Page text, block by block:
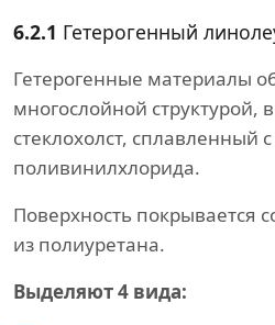
6.2.1 Гетерогенный
Гетерогенные материалы
многослойной структурой,
стеклохолст, сплавленный
поливинилхлорида.
Поверхность покрывается
из полиуретана.
Выделяют 4 вида: